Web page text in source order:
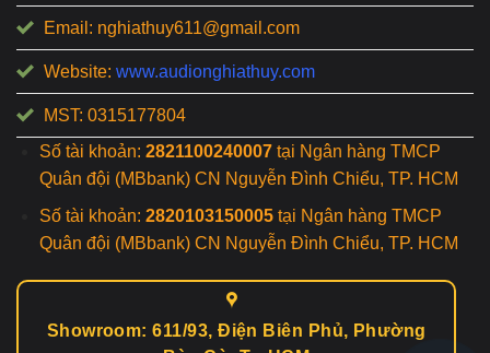
Email: nghiathuy611@gmail.com
Website: www.audionghiathuy.com
MST: 0315177804
Số tài khoản: 2821100240007tại Ngân hàng TMCP
Quân đội (MBbank) CN Nguyễn Đình Chiểu, TP. HCM
Số tài khoản: 2820103150005tại Ngân hàng TMCP
Quân đội (MBbank) CN Nguyễn Đình Chiểu, TP. HCM
Showroom: 611/93, Điện Biên Phủ, Phường